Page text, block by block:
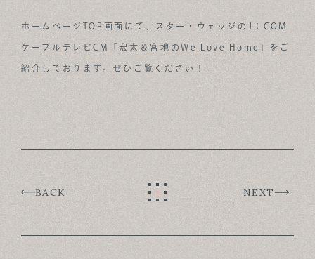
ABOUT
FOR BUSINESS
SUSTAINABLE DESIGN COMPANY
ホームページTOP画面にて、スター・ウェッジのJ：COM
ケーブルテレビCM「宏太＆宮地のWe Love Home」をご
紹介しております。ぜひご覧ください！
BACK NEXT